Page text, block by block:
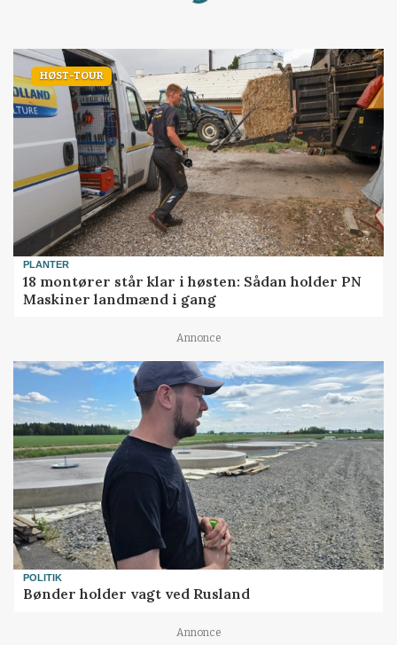
HØST-TOUR
PLANTER
18 montører står klar i høsten: Sådan holder PN
Maskiner landmænd i gang
Annonce
POLITIK
Bønder holder vagt ved Rusland
Annonce